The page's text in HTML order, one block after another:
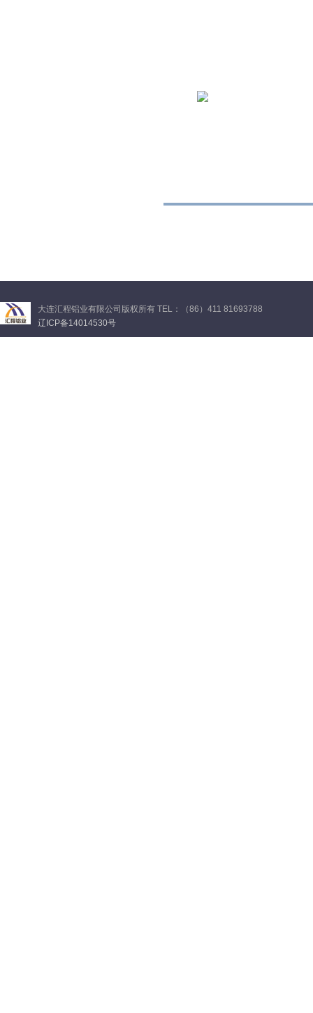
大连汇程铝业有限公司版权所有 TEL：（86）411 81693788
辽ICP备14014530号